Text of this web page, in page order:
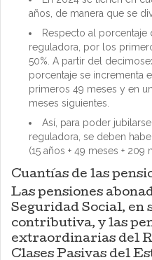
años, de manera que se
Respecto al
reguladora, por los
50%. A partir del
porcentaje se incrementa
primeros 49 meses y en
meses siguientes.
Así, para poder
reguladora, se deben
(15 años + 49 meses + 209
Cuantías de las
Las pensiones
Seguridad Social, en
contributiva, y las
extraordinarias del
Clases Pasivas del